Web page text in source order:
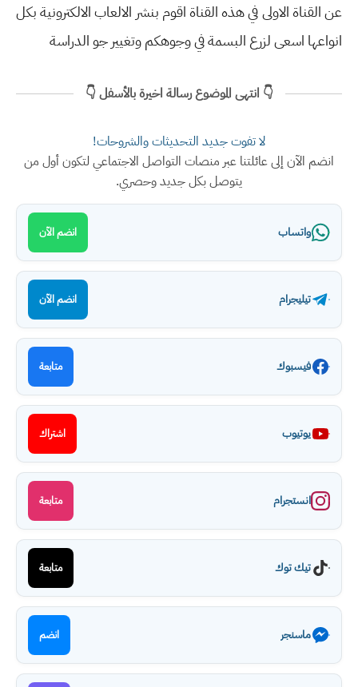
عن القناة الاولى في هذه القناة اقوم بنشر الالعاب الالكترونية بكل
انواعها اسعى لزرع البسمة في وجوهكم وتغيير جو الدراسة
👇 انتهى الموضوع رسالة اخيرة بالأسفل 👇
لا تفوت جديد التحديثات والشروحات!
انضم الآن إلى عائلتنا عبر منصات التواصل الاجتماعي لتكون أول من
يتوصل بكل جديد وحصري.
واتساب انضم الآن
تيليجرام انضم الآن
فيسبوك متابعة
يوتيوب اشتراك
انستجرام متابعة
تيك توك متابعة
ماسنجر انضم